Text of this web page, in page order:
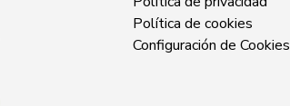
Política de cookies
Configuración de Cookies